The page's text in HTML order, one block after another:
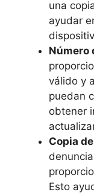
una
ayudar
Número⁢
válido y
‍puedan
‍obtener
Copia
Esto